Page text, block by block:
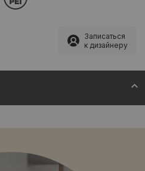
Записаться
к дизайнеру